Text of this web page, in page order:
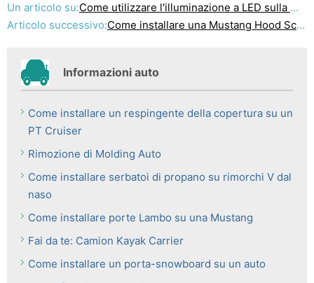
Un articolo su:Come utilizzare l'illuminazione a LED sulla Moto
Articolo successivo:Come installare una Mustang Hood Scoop
Informazioni auto
Come installare un respingente della copertura su un
PT Cruiser
Rimozione di Molding Auto
Come installare serbatoi di propano su rimorchi V dal
naso
Come installare porte Lambo su una Mustang
Fai da te: Camion Kayak Carrier
Come installare un porta-snowboard su un auto